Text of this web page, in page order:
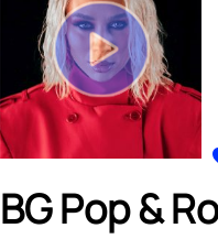
BG Pop &